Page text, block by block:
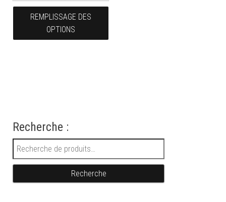
REMPLISSAGE DES
OPTIONS
Recherche :
Recherche pour :
Recherche